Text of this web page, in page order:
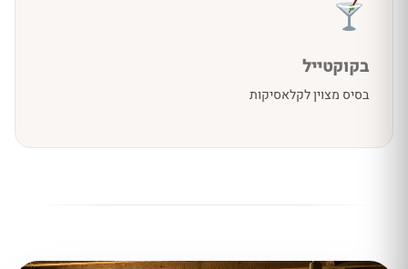
בקוקטייל
בסיס מצוין לקלאסיקות